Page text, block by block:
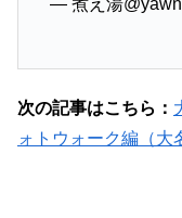
次の記事はこちら：
ォトウォーク編（大